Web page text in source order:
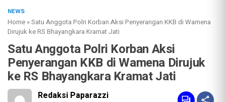
NEWS
Home »Satu Anggota Polri Korban Aksi Penyerangan KKB di Wamena
Dirujuk ke RS Bhayangkara Kramat Jati
Satu Anggota Polri Korban Aksi
Penyerangan KKB di Wamena Dirujuk
ke RS Bhayangkara Kramat Jati
Redaksi Paparazzi